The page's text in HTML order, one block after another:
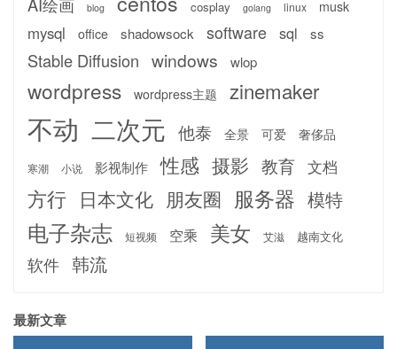
blog cosplay golang linux musk
mysql office shadowsock software sql ss
Stable Diffusion windows wlop
wordpress wordpress主题 zinemaker
不动 二次元 他泰 全景 可爱 奢侈品
寒潮 小说 影视制作 性感 摄影 教育 文档
方行 日本文化 朋友圈 服务器 模特
电子杂志 短视频 空乘 美女 艾滋 越南文化
软件 韩流
最新文章